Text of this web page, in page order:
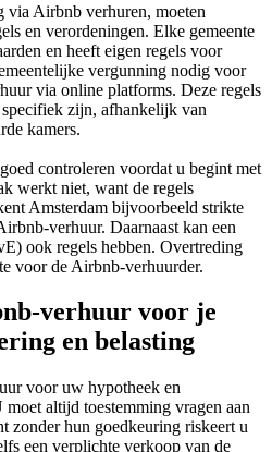
via Airbnb verhuren, moeten
en verordeningen. Elke gemeente
en heeft eigen regels voor
vergunning nodig voor
via online platforms. Deze regels
zijn, afhankelijk van
kamers.
controleren voordat u begint met
werkt niet, want de regels
Amsterdam bijvoorbeeld strikte
verhuur. Daarnaast kan een
ook regels hebben. Overtreding
voor de Airbnb-verhuurder.
verhuur voor je
en belasting
voor uw hypotheek en
altijd toestemming vragen aan
zonder hun goedkeuring riskeert u
een verplichte verkoop van de